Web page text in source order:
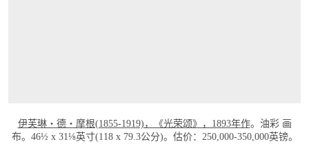
伊芙琳‧德‧摩根(1855-1919)，《光荣颂》，1893年作。油彩 画
布。46½ x 31⅛英寸(118 x 79.3公分)。估价：250,000-350,000英镑。